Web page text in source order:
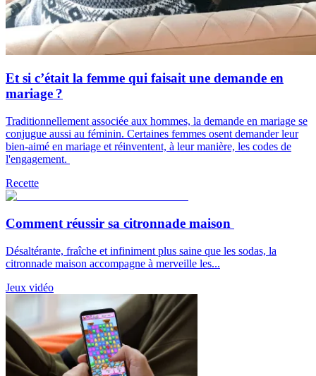
Et si c’était la femme qui faisait une demande en
mariage ?
Traditionnellement associée aux hommes, la demande en mariage se
conjugue aussi au féminin. Certaines femmes osent demander leur
bien-aimé en mariage et réinventent, à leur manière, les codes de
l'engagement.
Recette
Comment réussir sa citronnade maison
Désaltérante, fraîche et infiniment plus saine que les sodas, la
citronnade maison accompagne à merveille les...
Jeux vidéo